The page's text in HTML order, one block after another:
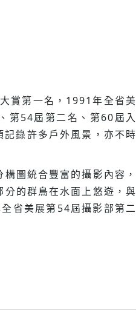
賞第一名，1991年全省美
第54屆第二名、第60屆入
錄許多戶外風景，亦不時
圖統合豐富的攝影內容，
的群鳥在水面上悠遊，與
省美展第54屆攝影部第二